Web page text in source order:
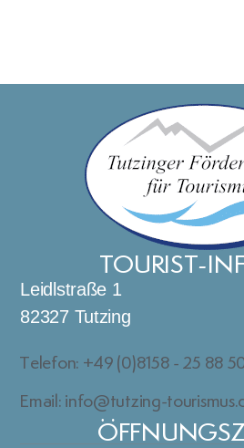
TOURIST-
Leidlstraße 1
82327 Tutzing
Telefon: +49 (0)8158 - 25 88
Email: info@tutzing-